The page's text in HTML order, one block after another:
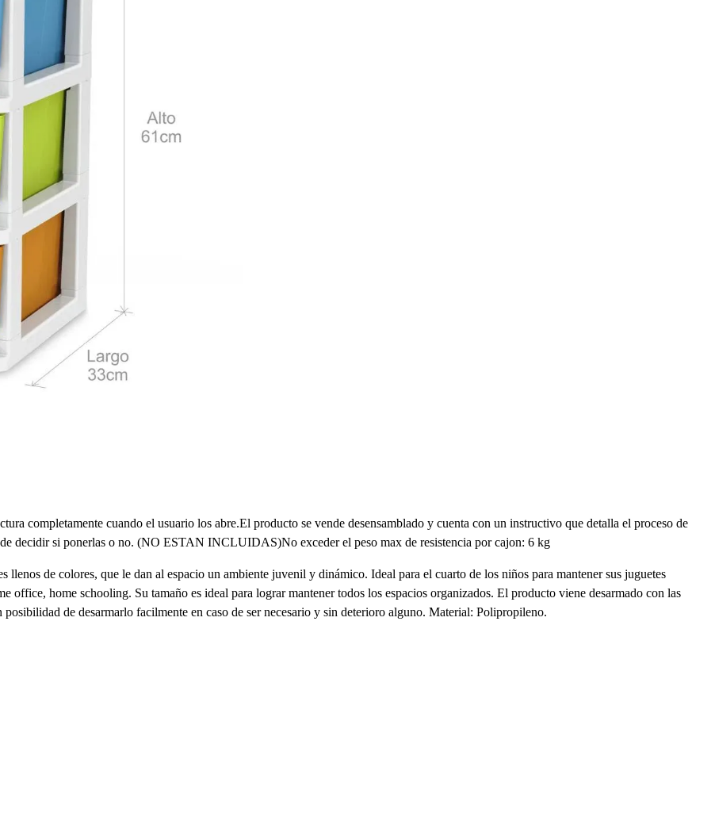
completamente cuando el usuario los abre.El producto se vende desensamblado y cuenta con un instructivo que detalla el proceso de
decidir si ponerlas o no. (NO ESTAN INCLUIDAS)No exceder el peso max de resistencia por cajon: 6 kg
de colores, que le dan al espacio un ambiente juvenil y dinámico. Ideal para el cuarto de los niños para mantener sus juguetes
office, home schooling. Su tamaño es ideal para lograr mantener todos los espacios organizados. El producto viene desarmado con las
de desarmarlo facilmente en caso de ser necesario y sin deterioro alguno. Material: Polipropileno.